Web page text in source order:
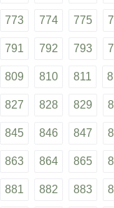
773 774 775
791 792 793
809 810 811
827 828 829
845 846 847
863 864 865
881 882 883